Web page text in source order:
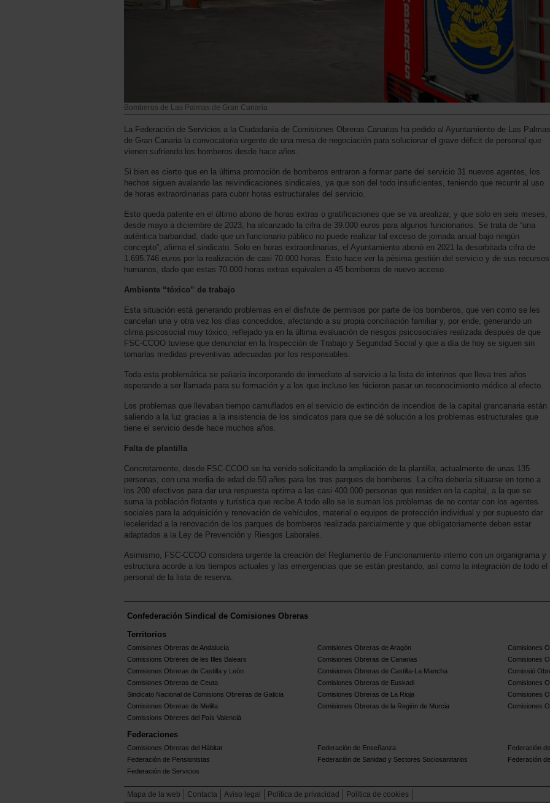
Bomberos de Las Palmas de Gran Canaria
La Federación de Servicios a la Ciudadanía de Comisiones Obreras Canarias ha pedido al Ayuntamiento de Las Palmas
de Gran Canaria la convocatoria urgente de una mesa de negociación para solucionar el grave déficit de personal que
vienen sufriendo los bomberos desde hace años.
Si bien es cierto que en la última promoción de bomberos entraron a formar parte del servicio 31 nuevos agentes, los
hechos siguen avalando las reivindicaciones sindicales, ya que son del todo insuficientes, teniendo que recurrir al uso
de horas extraordinarias para cubrir horas estructurales del servicio.
Esto queda patente en el último abono de horas extras o gratificaciones que se va arealizar, y que solo en seis meses,
desde mayo a diciembre de 2023, ha alcanzado la cifra de 39.000 euros para algunos funcionarios. Se trata de “una
auténtica barbaridad, dado que un funcionario público no puede realizar tal exceso de jornada anual bajo ningún
concepto”, afirma el sindicato. Solo en horas extraordinarias, el Ayuntamiento abonó en 2021 la desorbitada cifra de
1.695.746 euros por la realización de casi 70.000 horas. Esto hace ver la pésima gestión del servicio y de sus recursos
humanos, dado que estas 70.000 horas extras equivalen a 45 bomberos de nuevo acceso.
Ambiente “tóxico” de trabajo
Esta situación está generando problemas en el disfrute de permisos por parte de los bomberos, que ven como se les
cancelan una y otra vez los días concedidos, afectando a su propia conciliación familiar y, por ende, generando un
clima psicosocial muy tóxico, reflejado ya en la última evaluación de riesgos psicosociales realizada después de que
FSC-CCOO tuviese que denunciar en la Inspección de Trabajo y Seguridad Social y que a día de hoy se siguen sin
tomarlas medidas preventivas adecuadas por los responsables.
Toda esta problemática se paliaría incorporando de inmediato al servicio a la lista de interinos que lleva tres años
esperando a ser llamada para su formación y a los que incluso les hicieron pasar un reconocimiento médico al efecto.
Los problemas que llevaban tiempo camuflados en el servicio de extinción de incendios de la capital grancanaria están
saliendo a la luz gracias a la insistencia de los sindicatos para que se dé solución a los problemas estructurales que
tiene el servicio desde hace muchos años.
Falta de plantilla
Concretamente, desde FSC-CCOO se ha venido solicitando la ampliación de la plantilla, actualmente de unas 135
personas, con una media de edad de 50 años para los tres parques de bomberos. La cifra debería situarse en torno a
los 200 efectivos para dar una respuesta optima a las casi 400.000 personas que residen en la capital, a la que se
suma la población flotante y turística que recibe.A todo ello se le suman los problemas de no contar con los agentes
sociales para la adquisición y renovación de vehículos, material o equipos de protección individual y por supuesto dar
leceleridad a la renovación de los parques de bomberos realizada parcialmente y que obligatoriamente deben estar
adaptados a la Ley de Prevención y Riesgos Laborales.
Asimismo, FSC-CCOO considera urgente la creación del Reglamento de Funcionamiento interno con un organigrama y
estructura acorde a los tiempos actuales y las emergencias que se están prestando, así como la integración de todo el
personal de la lista de reserva.
Confederación Sindical de Comisiones Obreras
Territorios
Comisiones Obreras de Andalucía Comisiones Obreras de Aragón
Comisiones
Comissions Obreres de les Illes Balears
Comisiones Obreras de Canarias
Comisiones
Comisiones Obreras de Castilla y León
Comisiones Obreras de Castilla-La Mancha
Comissió
Comisiones Obreras de Ceuta
Comisiones Obreras de Euskadi
Comisiones
Sindicato Nacional de Comisions Obreiras de Galicia
Comisiones Obreras de La Rioja
Comisiones
Comisiones Obreras de Melilla
Comisiones Obreras de la Región de Murcia
Comisiones
Comissions Obreres del Paìs Valenciá
Federaciones
Comisiones Obreras del Hábitat Federación de Enseñanza
Federación
Federación de Pensionistas
Federación de Sanidad y Sectores Sociosanitarios
Federación
Federación de Servicios
Mapa de la web Contacta Aviso legal Política de privacidad Política de cookies